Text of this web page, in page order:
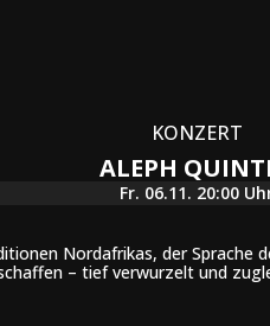
KONZERT
ALEPH
Fr. 06.11. 20:00
Nordafrikas, der
– tief verwurzelt und